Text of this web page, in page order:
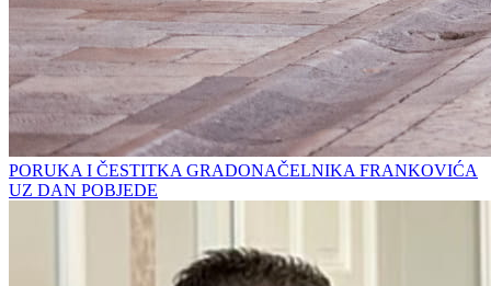
PORUKA I ČESTITKA GRADONAČELNIKA FRANKOVIĆA
UZ DAN POBJEDE